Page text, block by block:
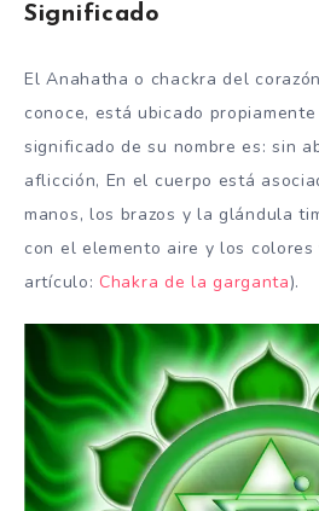
Significado
El Anahatha o chackra del
conoce, está ubicado
significado de su nombre es: sin
aflicción, En el cuerpo está
manos, los brazos y la glándula
con el elemento aire y los
artículo: Chakra de la garganta).